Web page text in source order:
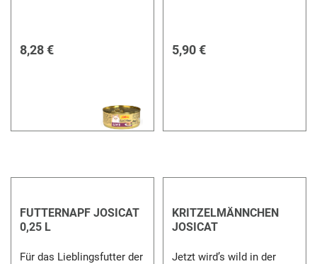
8,28 € 5,90 €
FUTTERNAPF JOSICAT
0,25 L
Für das Lieblingsfutter der
KRITZELMÄNNCHEN
JOSICAT
Jetzt wird’s wild in der